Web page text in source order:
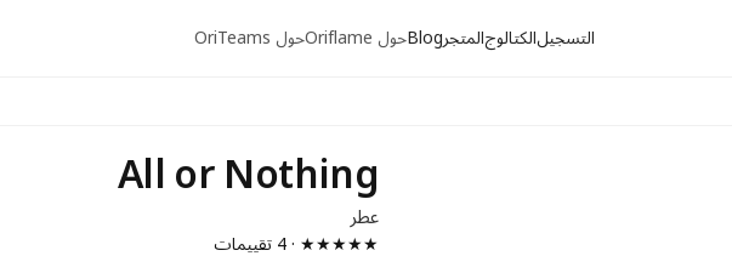
التسجيلالكتالوجالمتجرBlogحول Oriflame حول OriTeams
All or Nothing
عطر
★★★★★ · 4 تقييمات